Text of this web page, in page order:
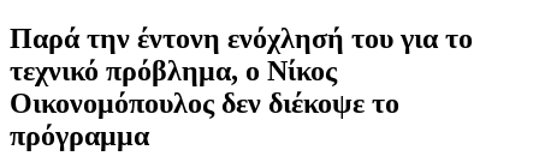
Παρά την έντονη ενόχλησή του για το
τεχνικό πρόβλημα, ο Νίκος
Οικονομόπουλος δεν διέκοψε το
πρόγραμμα